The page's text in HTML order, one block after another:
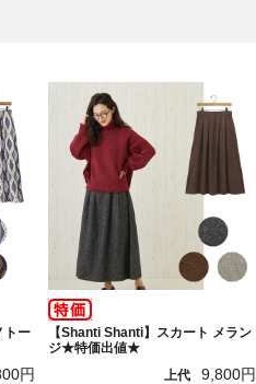
トー
円
【Shanti Shanti】スカート メラン
ジ★特価出値★
上代
9,800円